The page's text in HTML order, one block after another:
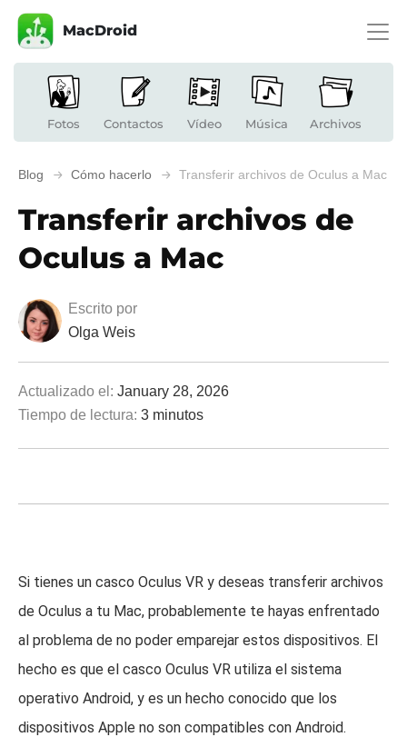
MacDroid
Fotos Contactos Vídeo Música Archivos
Blog Cómo hacerlo Transferir archivos de Oculus a Mac
Transferir archivos de
Oculus a Mac
Escrito por
Olga Weis
Actualizado el: January 28, 2026
Tiempo de lectura: 3 minutos
Si tienes un casco Oculus VR y deseas transferir archivos
de Oculus a tu Mac, probablemente te hayas enfrentado
al problema de no poder emparejar estos dispositivos. El
hecho es que el casco Oculus VR utiliza el sistema
operativo Android, y es un hecho conocido que los
dispositivos Apple no son compatibles con Android.